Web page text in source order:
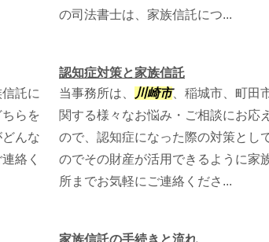
の司法書士は、家族信託につ...
託に
らを
んな
絡く
認知症対策と家族信託
当事務所は、
川崎市、稲城市、町田
関する様々なお悩み・ご相談にお応
ので、認知症になった際の対策とし
のでその財産が活用できるように家
所までお気軽にご連絡くださ...
家族信託の手続きと流れ